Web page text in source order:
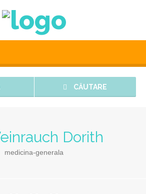
CĂUTARE
Dorith
medicina-generala